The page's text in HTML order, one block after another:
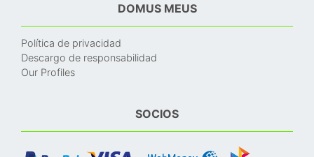
DOMUS MEUS
Política de privacidad
Descargo de responsabilidad
Our Profiles
SOCIOS